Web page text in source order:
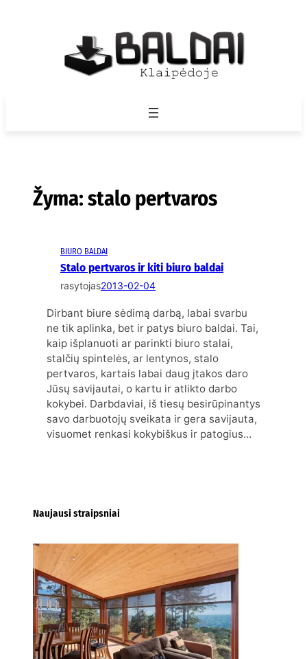
Žyma:stalo pertvaros
BIURO BALDAI
Stalo pertvaros ir kiti biuro baldai
rasytojas2013-02-04
Dirbant biure sėdimą darbą, labai svarbu
ne tik aplinka, bet ir patys biuro baldai. Tai,
kaip išplanuoti ar parinkti biuro stalai,
stalčių spintelės, ar lentynos, stalo
pertvaros, kartais labai daug įtakos daro
Jūsų savijautai, o kartu ir atlikto darbo
kokybei. Darbdaviai, iš tiesų besirūpinantys
savo darbuotojų sveikata ir gera savijauta,
visuomet renkasi kokybiškus ir patogius…
Naujausi straipsniai
Kur nusipirkti medines
žaliuzes Klaipėdoje?
2026-08-01